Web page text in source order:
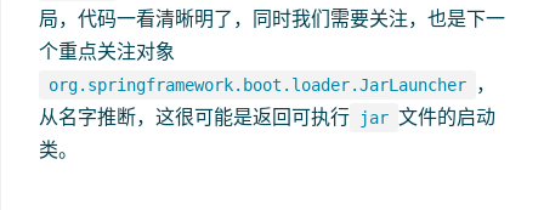
局，代码一看清晰明了，同时我们需要关注，也是下一
个重点关注对象
org.springframework.boot.loader.JarLauncher
，
从名字推断，这很可能是返回可执行
jar 文件的启动
类。